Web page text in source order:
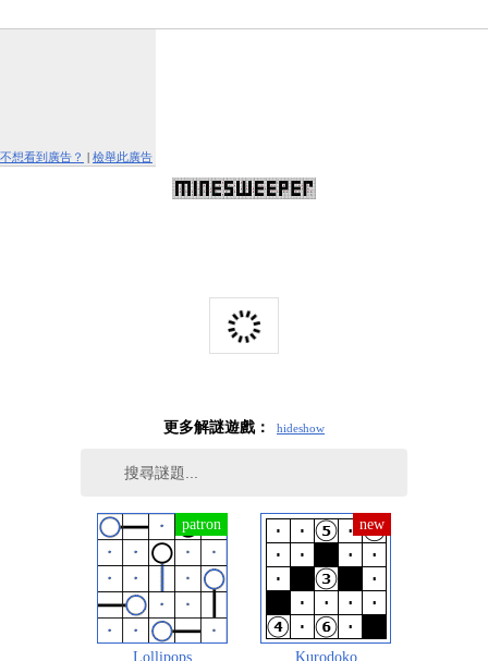
不想看到廣告？ | 檢舉此廣告
更多解謎遊戲： hideshow
Lollipops Kurodoko